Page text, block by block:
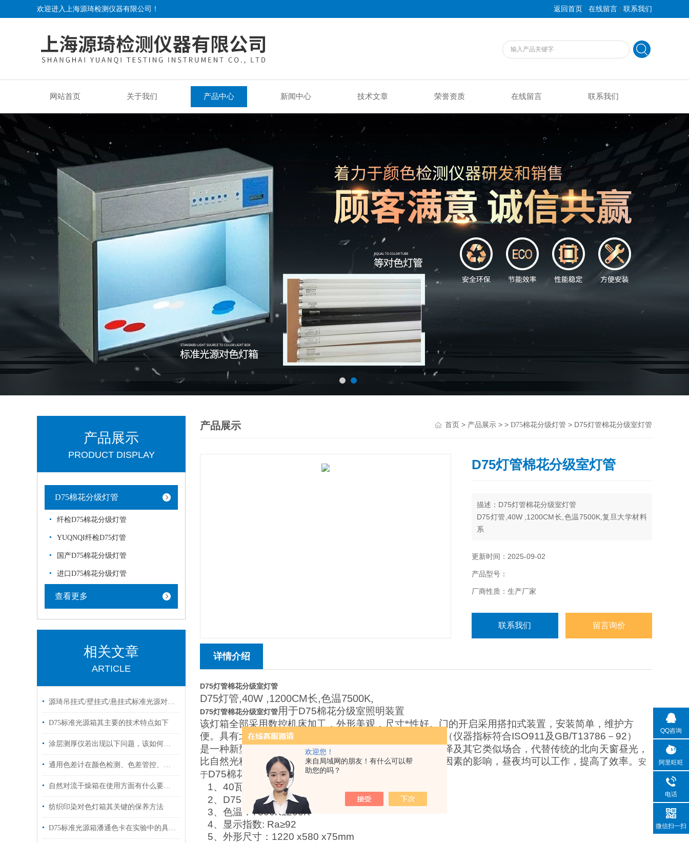
欢迎您！
来自局域网的朋友！有什么可以帮
助您的吗？
欢迎进入上海源琦检测仪器有限公司！ 返回首页 | 在线留言 | 联系我们
网站首页 关于我们 产品中心 新闻中心 技术文章 荣誉资质 在线留言 联系我们
产品展示
PRODUCT DISPLAY
D75棉花分级灯管
纤检D75棉花分级灯管
YUQNQI纤检D75灯管
国产D75棉花分级灯管
进口D75棉花分级灯管
查看更多
相关文章
ARTICLE
源琦吊挂式/壁挂式/悬挂式标准光源对色灯箱 D65/D50/TL84
D75标准光源箱其主要的技术特点如下
涂层测厚仪若出现以下问题，该如何解决！
通用色差计在颜色检测、色差管控、数据量传对色差的控制
自然对流干燥箱在使用方面有什么要领呢？
纺织印染对色灯箱其关键的保养方法
D75标准光源箱潘通色卡在实验中的具体应用
产品展示 首页 > 产品展示 > > D75棉花分级灯管 > D75灯管棉花分级室灯管
D75灯管棉花分级室灯管
描述：D75灯管棉花分级室灯管
D75灯管,40W ,1200CM长,色温7500K,复旦大学材料
系
定棉花色泽及其它类似场合，代替传统的北向天窗昼
气状况等因素的影响，昼夜均可以工作，提高了效
率。
更新时间：2025-09-02
产品型号：
厂商性质：生产厂家
联系我们 留言询价
详情介绍
D75灯管棉花分级室灯管
D75灯管,40W ,1200CM长,色温7500K,
D75灯管棉花分级室灯管用于D75棉花分级室照明装置
该灯箱全部采用数控机床加工，外形美观，尺寸*性好。门的开启采用搭扣式装置，安装简单，维护方
便。具有北极自然光的特点，提供稳定可靠的色温环境。（仪器指标符合ISO911及GB/T13786 － 92）
是一种新型光源装置，适用于棉花检验分级室评定棉花色泽及其它类似场合，代替传统的北向天窗昼光，
比自然光稳定，克服了地理位置、季节时间、天气状况等因素的影响，昼夜均可以工作，提高了效率。
安
于D75棉花分级室照明装置主要参数：
1、 40瓦 英寸（灯箱可装
2、 D75棉花分级灯管
3、色温： 7500K±200K
4、显示指数: Ra≥92
5、外形尺寸： 1220 x580 x75mm
QQ咨询
阿里旺旺
电话
微信扫一扫